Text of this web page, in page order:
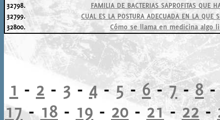
32798.
FAMILIA DE BACTERIAS SAPROFITAS QUE
32799.
CUAL ES LA POSTURA ADECUADA EN LA QUE
32800.
Cómo se llama en medicina algo
1 - 2 - 3 -4- 5 -6-7-8
17- 18 - 19 - 20 -21-22-